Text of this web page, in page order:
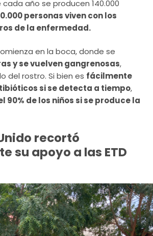
año se producen 140.000
personas viven con los
de la enfermedad.
en la boca, donde se
y se vuelven gangrenosas,
del rostro. Si bien es fácilmente
si se detecta a tiempo,
90% de los niños si se produce la
recortó
su apoyo a las ETD